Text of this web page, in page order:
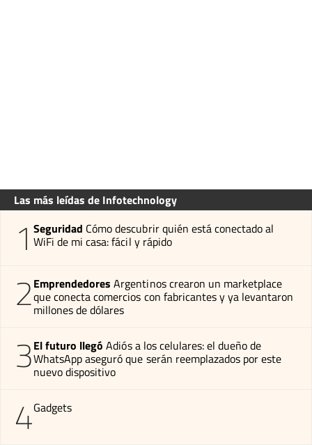
Las más leídas de Infotechnology
1 Seguridad Cómo descubrir quién está conectado al
WiFi de mi casa: fácil y rápido
2Emprendedores Argentinos crearon un marketplace
que conecta comercios con fabricantes y ya levantaron
millones de dólares
3El futuro llegó Adiós a los celulares: el dueño de
WhatsApp aseguró que serán reemplazados por este
nuevo dispositivo
4Gadgets